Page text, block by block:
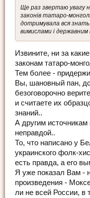
Ще раз звертаю увагу
законів татаро-
дотримувала вся
вимислами і державним
Извините, ни за
законам татаро-
Тем более -
Вы, шановный пан,
безоговорочно
и считаете их
знаний..
А другим источникам
неправдой..
То, что написано у
украинского фолк-
есть правда, а его
Я уже показал Вам -
произведения -
ли не всей России,